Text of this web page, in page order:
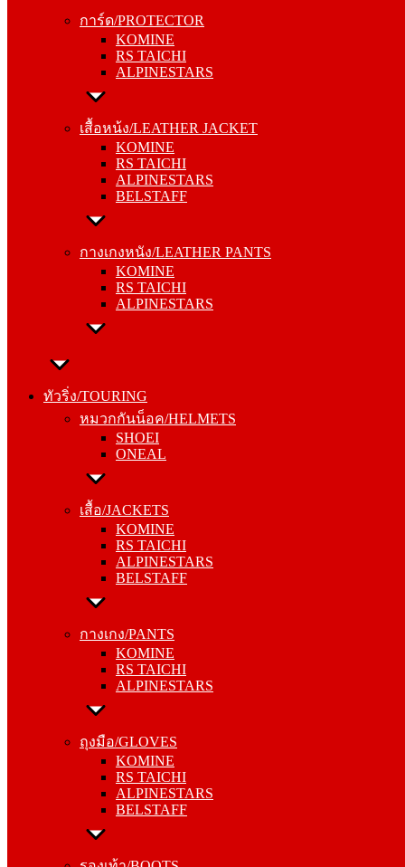
การ์ด/PROTECTOR
KOMINE
RS TAICHI
ALPINESTARS
เสื้อหน้ง/LEATHER JACKET
KOMINE
RS TAICHI
ALPINESTARS
BELSTAFF
กางเกงหนัง/LEATHER PANTS
KOMINE
RS TAICHI
ALPINESTARS
ทัวริ่ง/TOURING
หมวกกันน็อค/HELMETS
SHOEI
ONEAL
เสื้อ/JACKETS
KOMINE
RS TAICHI
ALPINESTARS
BELSTAFF
กางเกง/PANTS
KOMINE
RS TAICHI
ALPINESTARS
ถุงมือ/GLOVES
KOMINE
RS TAICHI
ALPINESTARS
BELSTAFF
RS TAICHI
ALPINESTARS
เสื้อหน้ง/LEATHER JACKET
RS TAICHI
ALPINESTARS
BELSTAFF
กางเกงหนัง/LEATHER PANTS
RS TAICHI
ALPINESTARS
ทัวริ่ง/TOURING
SHOEI
ONEAL
เสื้อ/JACKETS
RS TAICHI
ALPINESTARS
BELSTAFF
กางเกง/PANTS
RS TAICHI
ALPINESTARS
ถุงมือ/GLOVES
RS TAICHI
ALPINESTARS
BELSTAFF
รองเท้า/BOOTS